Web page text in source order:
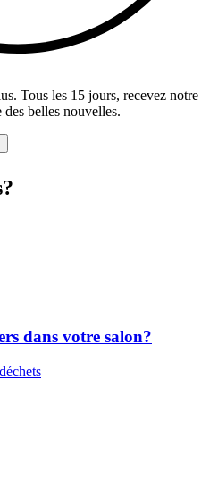
Tous les 15 jours, recevez notre
belles nouvelles.
dans votre salon?